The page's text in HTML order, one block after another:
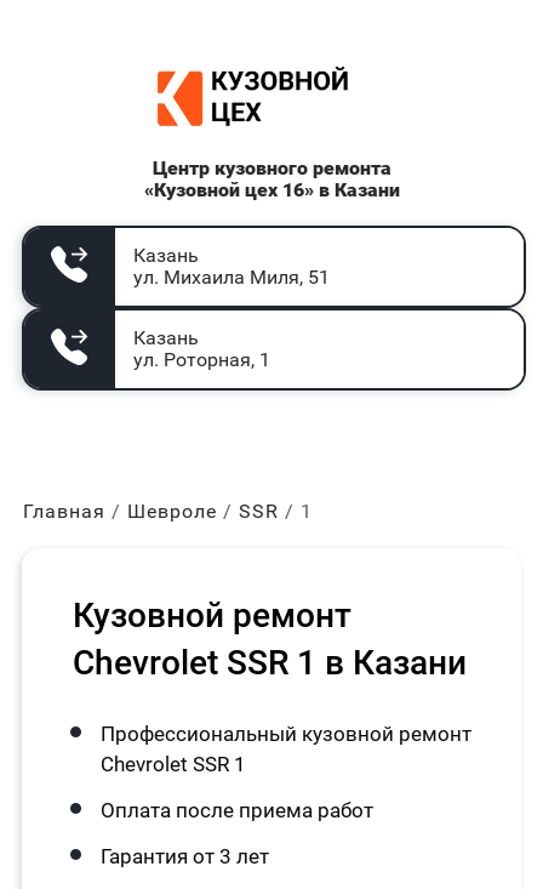
Центр кузовного ремонта
«Кузовной цех 16» в Казани
Казань
ул. Михаила Миля, 51
Казань
ул. Роторная, 1
Главная Шевроле SSR 1
Кузовной ремонт
Chevrolet SSR 1 в Казани
Профессиональный кузовной ремонт
Chevrolet SSR 1
Оплата после приема работ
Гарантия от 3 лет